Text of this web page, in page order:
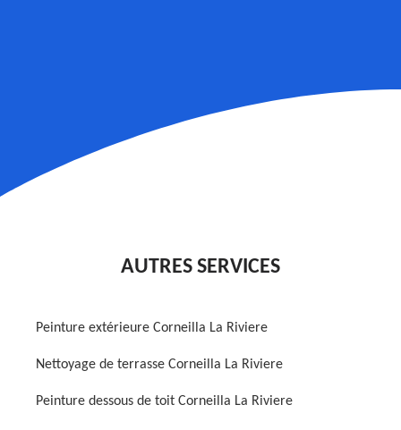
AUTRES SERVICES
Peinture extérieure Corneilla La Riviere
Nettoyage de terrasse Corneilla La Riviere
Peinture dessous de toit Corneilla La Riviere